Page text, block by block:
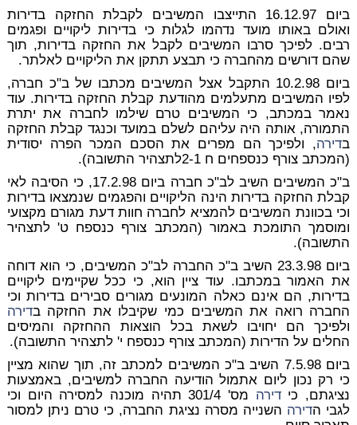
ביום 16.12.97 התייצבו המשיבים לקבלת החזקה בדירות
ואולם באותו מועד נדהמו לגלות כי בדירות ליקויים ופגמים
רבים. לפיכך סרבו המשיבים לקבל את החזקה בדירות, תוך
שהם דורשים מהחברה כי תבצע תתקן את הליקויים לאלתר.
ביום 10.2.98 התקבל אצל המשיבים מכתבו של ב"כ חברה,
לפיו המשיבים מתעלמים מהודעת קבלת החזקה בדירות. עוד
נאמר במכתב, כי המשיבים טרם שילמו לחברה את יתרת
התמורה, אותה היה עליהם לשלם במועד וכנגד קבלת החזקה
בדירה, ולפיכך הם מפרים את הסכם המכר הפרה יסודית
(המכתב צורף כנספחים ח 2-1לתצהיר התשובה).
ב"כ המשיבים השיב לב"כ חברה ביום 17.2.98, כי הסיבה לאי
קבלת החזקה בדירות הינה הליקויים והפגמים שנמצאו בדירות
וכי בכוונת המשיבים להמציא לחברה חוות דעת מגורם מקצועי
ומוסמך התומכת באמור (המכתב צורף כנספח ט' לתצהיר
התשובה).
ביום 23.3.98 השיב ב"כ החברה לב"כ המשיבים, כי הוא דוחה
את האמור במכתבו. עוד ציין הוא, כי ככל שקיימים ליקויים
בדירות, הם אינם כאלה המונעים מגורים סבירים בדירות וכי
החברה רואה את המשיבים כמי שקיבלו את החזקה בדירה
ולפיכך הם יחויבו לשאת בכל הוצאות ההחזקה והמיסים
החלים על הדירות (המכתב צורף כנספח י' לתצהיר התשובה).
ביום 7.5.98 השיב ב"כ המשיבים למכתב זה, תוך שהוא מציין
כי רק נכון ליום אתמול הודיעה החברה למשיבים, באמצעות
נציגתם, כידירה
מס' 301/4 תהיה מוכנה למסירה היום וכי
לגבי הדירה השנייה מסרה נציגת החברה, כי טרם ניתן למסור